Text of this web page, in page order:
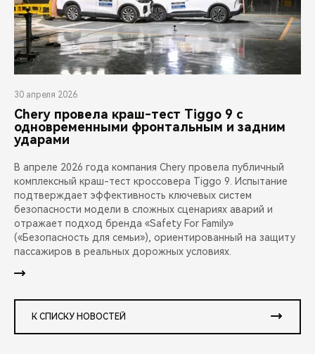
30 апреля 2026
Chery провела краш-тест Tiggo 9 с
одновременными фронтальным и задним
ударами
В апреле 2026 года компания Chery провела публичный
комплексный краш-тест кроссовера Tiggo 9. Испытание
подтверждает эффективность ключевых систем
безопасности модели в сложных сценариях аварий и
отражает подход бренда «Safety For Family»
(«Безопасность для семьи»), ориентированный на защиту
пассажиров в реальных дорожных условиях.
К СПИСКУ НОВОСТЕЙ